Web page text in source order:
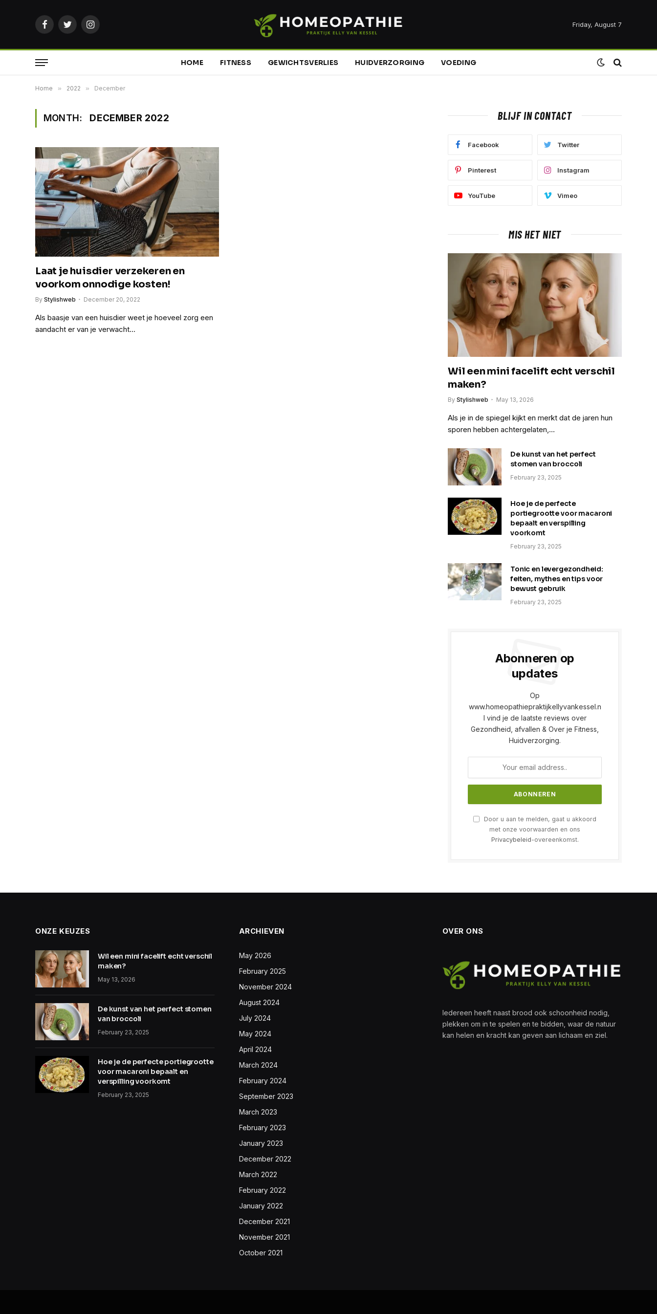
FacebookTwitterInstagram
Friday, August 7
HOME FITNESS GEWICHTSVERLIES HUIDVERZORGING VOEDING
Home » 2022 » December
MONTH: DECEMBER 2022
Laat je huisdier verzekeren en
voorkom onnodige kosten!
By Stylishweb December 20, 2022
Als baasje van een huisdier weet je hoeveel zorg een
aandacht er van je verwacht…
BLIJF IN CONTACT
Facebook Twitter
Pinterest Instagram
YouTube Vimeo
MIS HET NIET
Wil een mini facelift echt verschil
maken?
By Stylishweb May 13, 2026
Als je in de spiegel kijkt en merkt dat de jaren hun
sporen hebben achtergelaten,…
De kunst van het perfect
stomen van broccoli
February 23, 2025
Hoe je de perfecte
portiegrootte voor macaroni
bepaalt en verspilling
voorkomt
February 23, 2025
Tonic en levergezondheid:
feiten, mythes en tips voor
bewust gebruik
February 23, 2025
Abonneren op
updates
Op
www.homeopathiepraktijkellyvankessel.n
l vind je de laatste reviews over
Gezondheid, afvallen & Over je Fitness,
Huidverzorging.
Door u aan te melden, gaat u akkoord
met onze voorwaarden en ons
Privacybeleid-overeenkomst.
ONZE KEUZES
Wil een mini facelift echt verschil
maken?
May 13, 2026
De kunst van het perfect stomen
van broccoli
February 23, 2025
Hoe je de perfecte portiegrootte
voor macaroni bepaalt en
verspilling voorkomt
February 23, 2025
ARCHIEVEN
May 2026
February 2025
November 2024
August 2024
July 2024
May 2024
April 2024
March 2024
February 2024
September 2023
March 2023
February 2023
January 2023
December 2022
March 2022
February 2022
January 2022
December 2021
November 2021
October 2021
OVER ONS
Iedereen heeft naast brood ook schoonheid nodig,
plekken om in te spelen en te bidden, waar de natuur
kan helen en kracht kan geven aan lichaam en ziel.